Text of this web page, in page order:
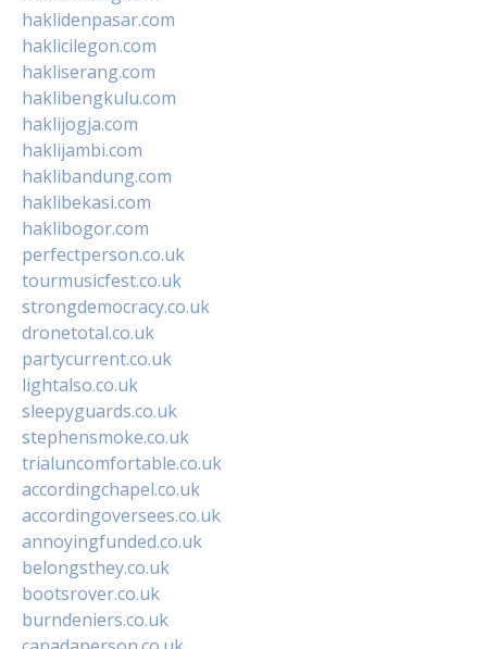
haklidenpasar.com
haklicilegon.com
hakliserang.com
haklibengkulu.com
haklijogja.com
haklijambi.com
haklibandung.com
haklibekasi.com
haklibogor.com
perfectperson.co.uk
tourmusicfest.co.uk
strongdemocracy.co.uk
dronetotal.co.uk
partycurrent.co.uk
lightalso.co.uk
sleepyguards.co.uk
stephensmoke.co.uk
trialuncomfortable.co.uk
accordingchapel.co.uk
accordingoversees.co.uk
annoyingfunded.co.uk
belongsthey.co.uk
bootsrover.co.uk
burndeniers.co.uk